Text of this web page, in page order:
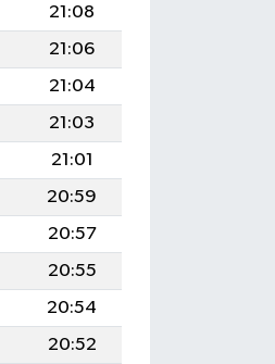
21:08
21:06
21:04
21:03
21:01
20:59
20:57
20:55
20:54
20:52